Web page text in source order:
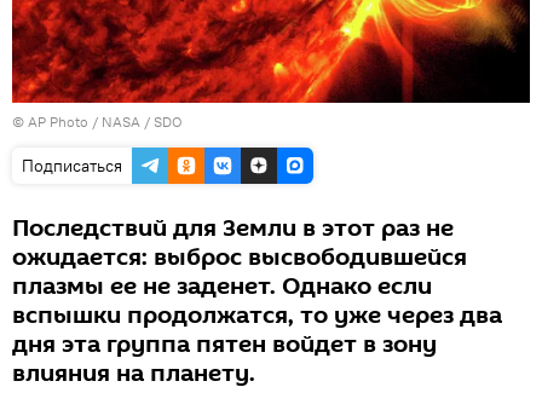
© AP Photo / NASA / SDO
Подписаться
Последствий для Земли в этот раз не
ожидается: выброс высвободившейся
плазмы ее не заденет. Однако если
вспышки продолжатся, то уже через два
дня эта группа пятен войдет в зону
влияния на планету.